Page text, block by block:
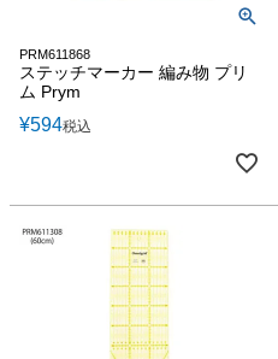
PRM611868
ステッチマーカー 編み物 プリ
ム Prym
¥594税込